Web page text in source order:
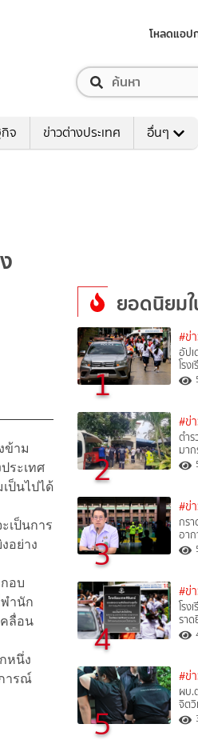
โหลดแอป
จ ข่าวต่างประเทศ อื่นๆ
ข้าม
ระเทศ
ป็นไปได้
เป็นการ
อย่าง
อบ
ำนัก
คลื่อน
หนึ่ง
ารณ์
ยอดนิยม
1
#ข่
อัปเ
โรง
2
#ข่
ตำ
มาก
3
#ข่
กรา
อา
4
#ข่
โรง
รา
5
#ข่
ผบ.
จิตวิ